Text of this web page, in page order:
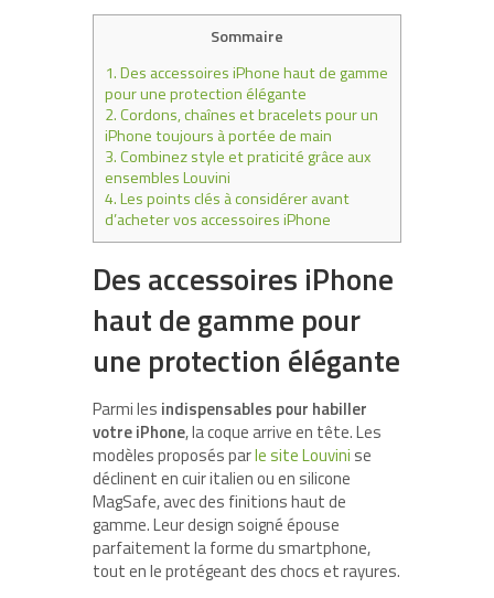
Sommaire
1.Des accessoires iPhone haut de gamme
pour une protection élégante
2.Cordons, chaînes et bracelets pour un
iPhone toujours à portée de main
3.Combinez style et praticité grâce aux
ensembles Louvini
4.Les points clés à considérer avant
d’acheter vos accessoires iPhone
Des accessoires iPhone
haut de gamme pour
une protection élégante
Parmi les indispensables pour habiller
votre iPhone, la coque arrive en tête. Les
modèles proposés parle siteLouvini se
déclinent en cuir italien ou en silicone
MagSafe, avec des finitions haut de
gamme. Leur design soigné épouse
parfaitement la forme du smartphone,
tout en le protégeant des chocs et rayures.